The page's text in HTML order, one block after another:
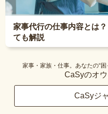
家事代行の仕事内容とは
ても解説
家事・家族・仕事。あなたの“
CaSyのオ
CaSyジ